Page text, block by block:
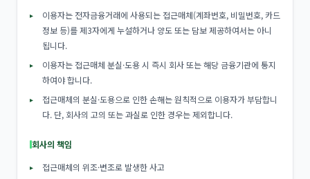
이용자는 전자금융거래에 사용되는 접근매체(계좌번호, 비밀번호, 카드
정보 등)를 제3자에게 누설하거나 양도 또는 담보 제공하여서는 아니
됩니다.
이용자는 접근매체 분실·도용 시 즉시 회사 또는 해당 금융기관에 통지
하여야 합니다.
접근매체의 분실·도용으로 인한 손해는 원칙적으로 이용자가 부담합니
다. 단, 회사의 고의 또는 과실로 인한 경우는 제외합니다.
회사의 책임
접근매체의 위조·변조로 발생한 사고